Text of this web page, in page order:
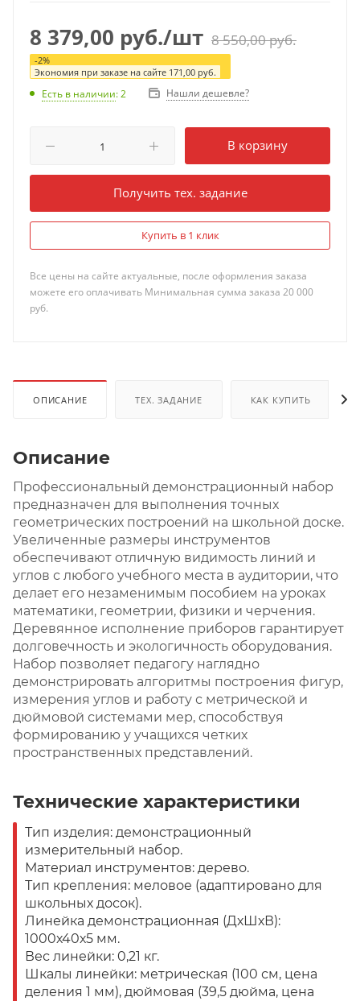
8 379,00 руб./шт 8 550,00руб.
-2%
Экономия при заказе на сайте 171,00 руб.
Есть в наличии: 2 Нашли дешевле?
В корзину
Получить тех. задание
Купить в 1 клик
Все цены на сайте актуальные, после оформления заказа
можете его оплачивать Минимальная сумма заказа 20 000
руб.
ОПИСАНИЕ ТЕХ. ЗАДАНИЕ КАК КУПИТЬ
Описание
Профессиональный демонстрационный набор
предназначен для выполнения точных
геометрических построений на школьной доске.
Увеличенные размеры инструментов
обеспечивают отличную видимость линий и
углов с любого учебного места в аудитории, что
делает его незаменимым пособием на уроках
математики, геометрии, физики и черчения.
Деревянное исполнение приборов гарантирует
долговечность и экологичность оборудования.
Набор позволяет педагогу наглядно
демонстрировать алгоритмы построения фигур,
измерения углов и работу с метрической и
дюймовой системами мер, способствуя
формированию у учащихся четких
пространственных представлений.
Технические характеристики
Тип изделия: демонстрационный
измерительный набор.
Материал инструментов: дерево.
Тип крепления: меловое (адаптировано для
школьных досок).
Линейка демонстрационная (ДхШхВ):
1000х40х5 мм.
Вес линейки: 0,21 кг.
Шкалы линейки: метрическая (100 см, цена
деления 1 мм), дюймовая (39,5 дюйма, цена